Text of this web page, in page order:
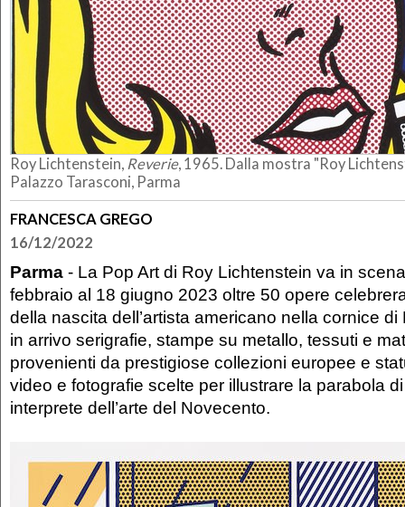
Roy Lichtenstein, Reverie, 1965. Dalla mostra "Roy
Palazzo Tarasconi, Parma
FRANCESCA GREGO
16/12/2022
Parma - La Pop Art di Roy Lichtenstein va in
febbraio al 18 giugno 2023 oltre 50 opere
della nascita dell’artista americano nella cornice
in arrivo serigrafie, stampe su metallo, tessuti e
provenienti da prestigiose collezioni europee e
video e fotografie scelte per illustrare la parabola
interprete dell’arte del Novecento.